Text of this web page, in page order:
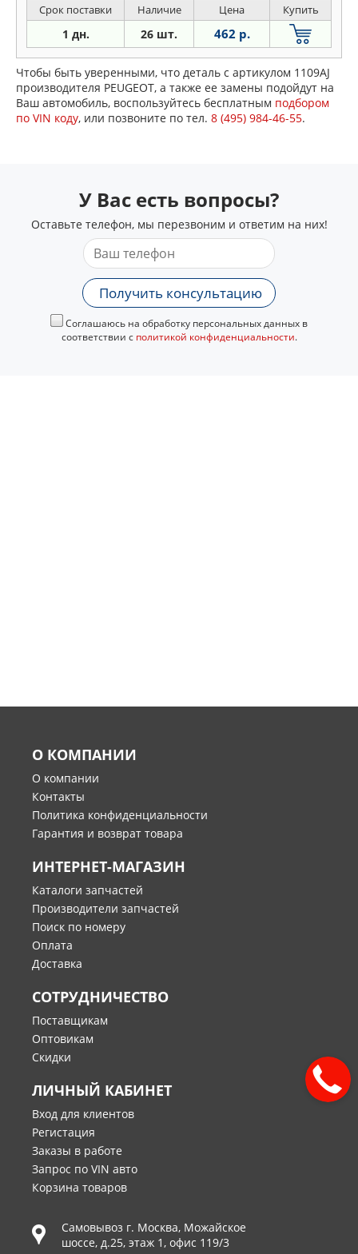
Срок поставки Наличие Цена Купить
1 дн. 26 шт. 462 р.
Чтобы быть уверенными, что деталь с артикулом 1109AJ
производителя PEUGEOT, а также ее замены подойдут на
Ваш автомобиль, воспользуйтесь бесплатным подбором
по VIN коду, или позвоните по тел. 8 (495) 984-46-55.
У Вас есть вопросы?
Оставьте телефон, мы перезвоним и ответим на них!
Получить консультацию
Соглашаюсь на обработку персональных данных в
соответствии с политикой конфиденциальности.
О КОМПАНИИ
О компании
Контакты
Политика конфиденциальности
Гарантия и возврат товара
ИНТЕРНЕТ-МАГАЗИН
Каталоги запчастей
Производители запчастей
Поиск по номеру
Оплата
Доставка
СОТРУДНИЧЕСТВО
Поставщикам
Оптовикам
Скидки
ЛИЧНЫЙ КАБИНЕТ
Вход для клиентов
Регистация
Заказы в работе
Запрос по VIN авто
Корзина товаров
Самовывоз г. Москва, Можайское
шоссе, д.25, этаж 1, офис 119/3